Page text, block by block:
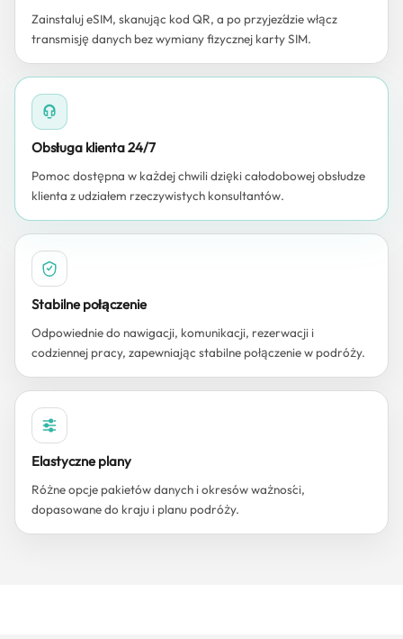
Zainstaluj eSIM, skanując kod QR, a po przyjeździe włącz
transmisję danych bez wymiany fizycznej karty SIM.
Obsługa klienta 24/7
Pomoc dostępna w każdej chwili dzięki całodobowej obsłudze
klienta z udziałem rzeczywistych konsultantów.
Stabilne połączenie
Odpowiednie do nawigacji, komunikacji, rezerwacji i
codziennej pracy, zapewniając stabilne połączenie w podróży.
Elastyczne plany
Różne opcje pakietów danych i okresów ważności,
dopasowane do kraju i planu podróży.